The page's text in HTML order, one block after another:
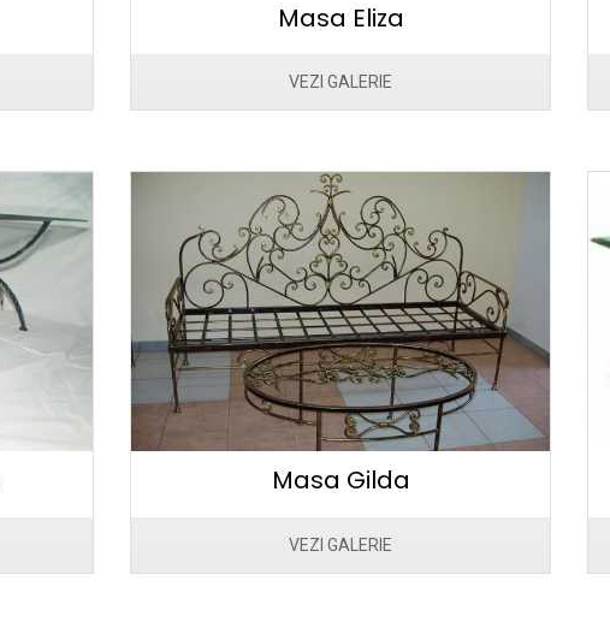
Masa Eliza
VEZI GALERIE
Masa Gilda
VEZI GALERIE